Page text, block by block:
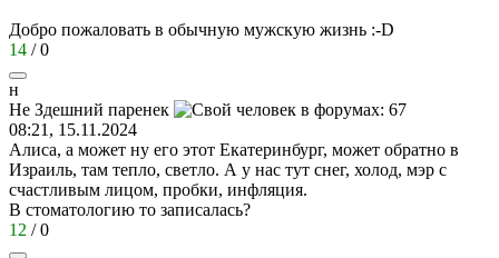
Добро пожаловать в обычную мужскую жизнь :-D
14 /0
н
Не Здешний паренек
08:21, 15.11.2024
Алиса, а может ну его этот Екатеринбург, может обратно в
Израиль, там тепло, светло. А у нас тут снег, холод, мэр с
счастливым лицом, пробки, инфляция.
В стоматологию то записалась?
12 /0